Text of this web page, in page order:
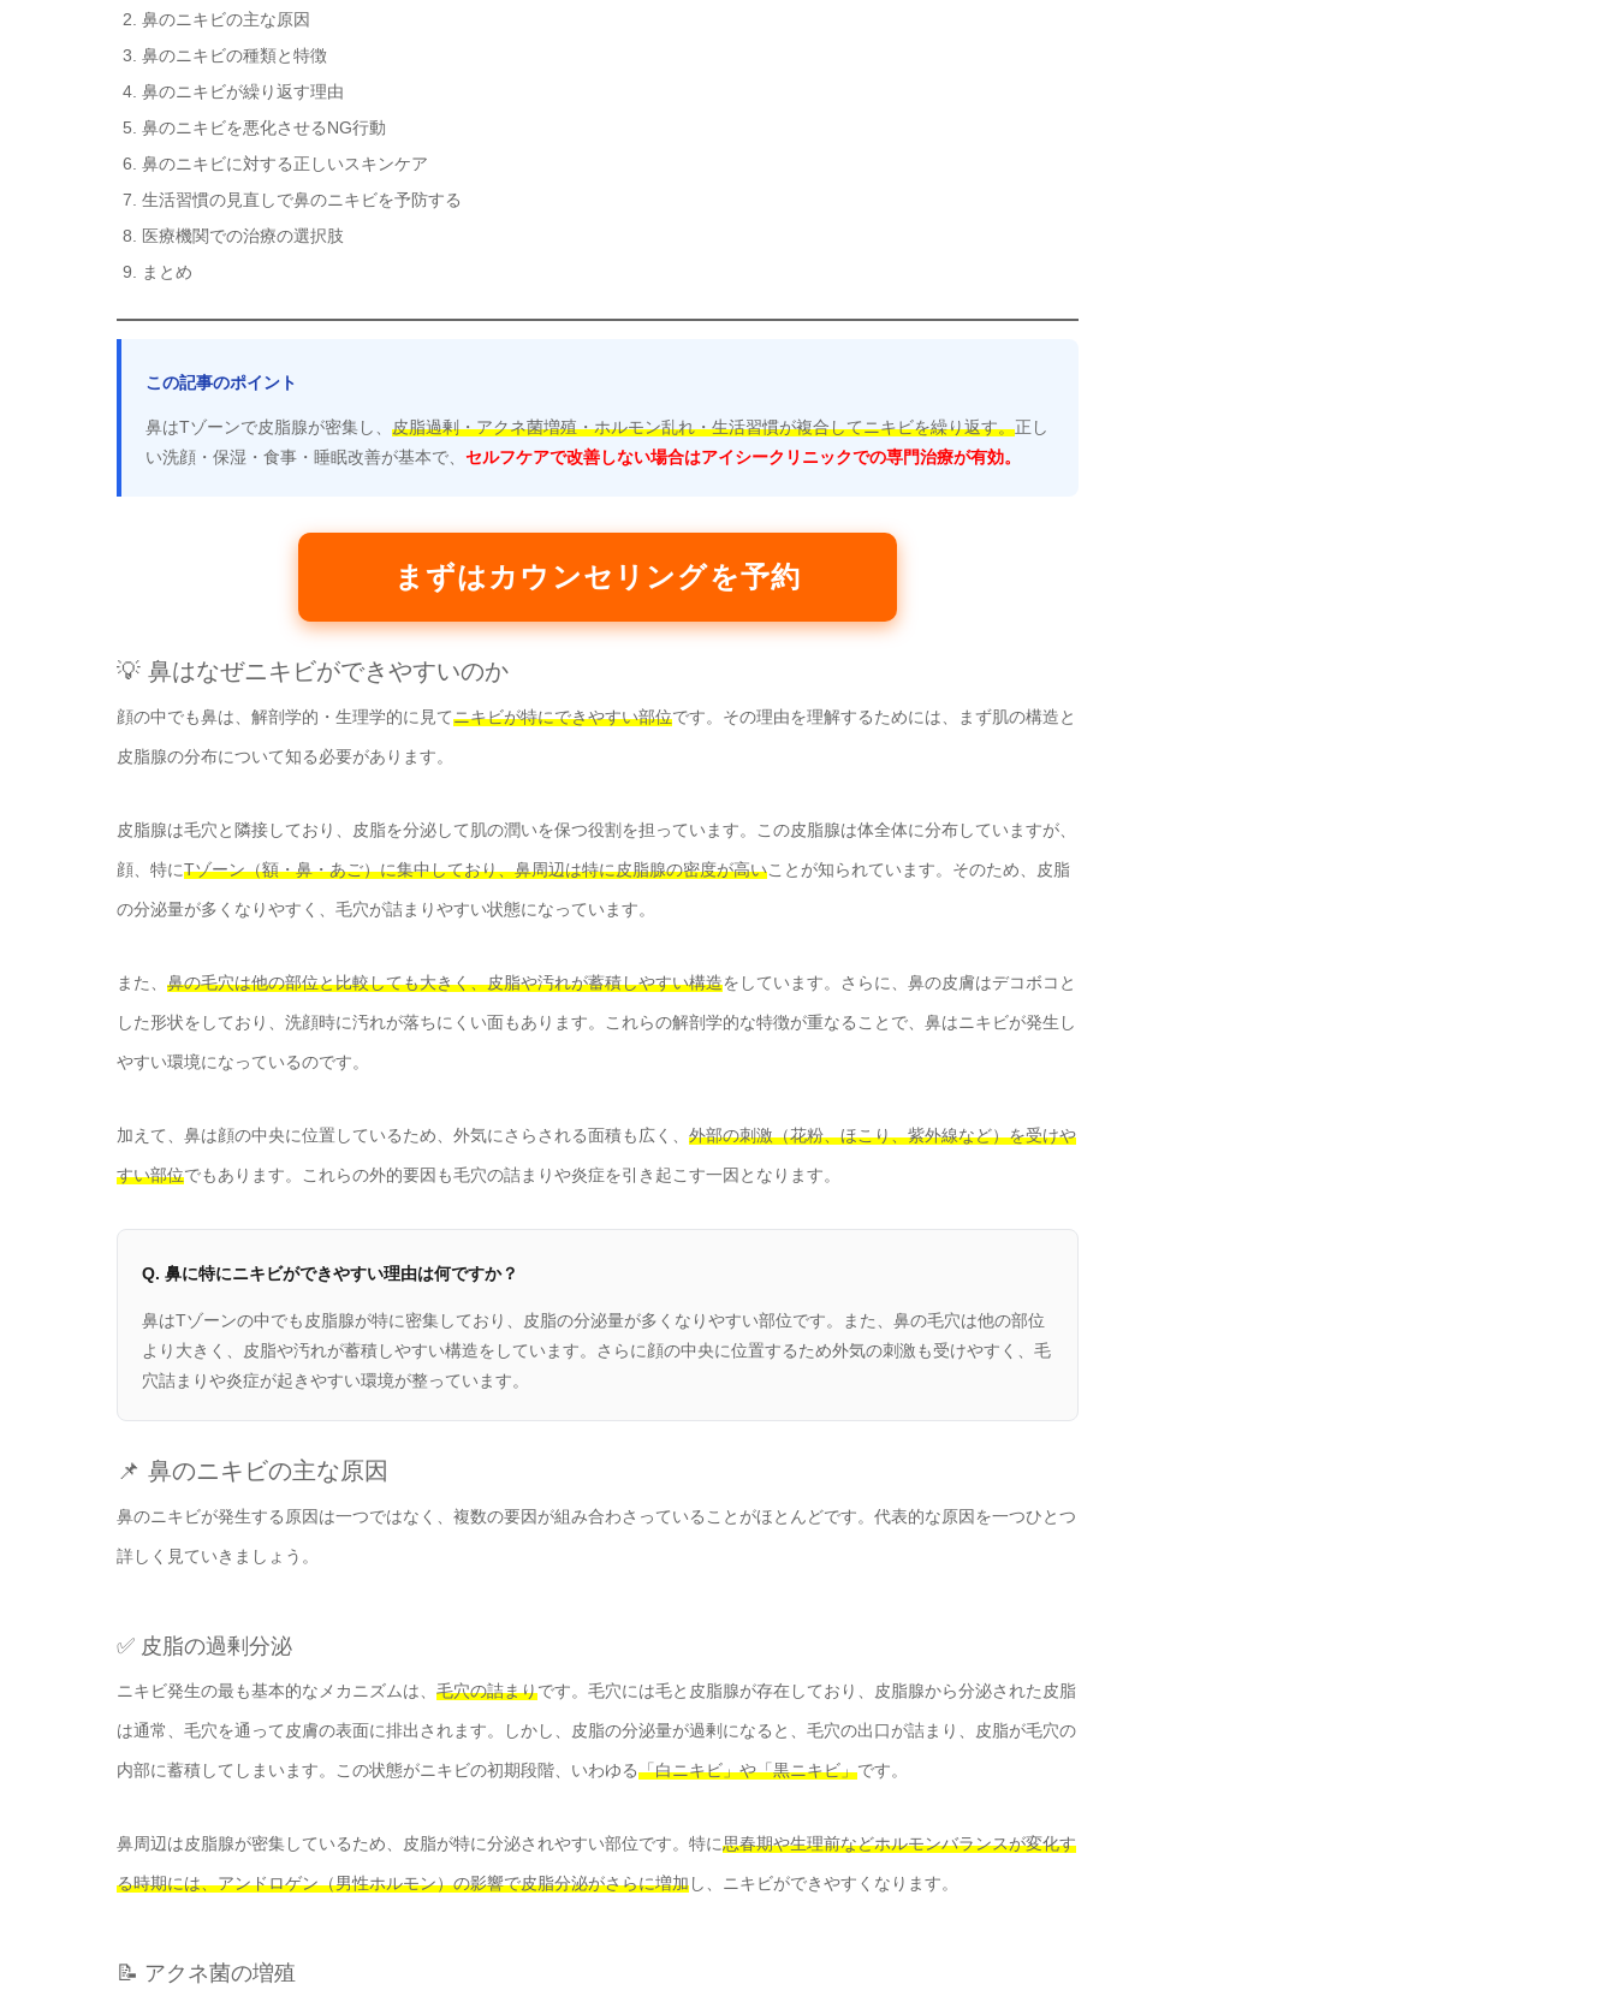
鼻のニキビの主な原因
鼻のニキビの種類と特徴
鼻のニキビが繰り返す理由
鼻のニキビを悪化させるNG行動
鼻のニキビに対する正しいスキンケア
生活習慣の見直しで鼻のニキビを予防する
医療機関での治療の選択肢
まとめ
この記事のポイント
鼻はTゾーンで皮脂腺が密集し、 皮脂過剰・アクネ菌増殖・ホルモン乱れ・生活習慣が複合してニキビを繰り返す。正し
い洗顔・保湿・食事・睡眠改善が基本で、 セルフケアで改善しない場合はアイシークリニックでの専門治療が有効。
まずはカウンセリングを予約
💡 鼻はなぜニキビができやすいのか
顔の中でも鼻は、解剖学的・生理学的に見てニキビが特にできやすい部位です。その理由を理解するためには、まず肌の構造と
皮脂腺の分布について知る必要があります。
皮脂腺は毛穴と隣接しており、皮脂を分泌して肌の潤いを保つ役割を担っています。この皮脂腺は体全体に分布していますが、
顔、特にTゾーン（額・鼻・あご）に集中しており、鼻周辺は特に皮脂腺の密度が高いことが知られています。そのため、皮脂
の分泌量が多くなりやすく、毛穴が詰まりやすい状態になっています。
また、 鼻の毛穴は他の部位と比較しても大きく、皮脂や汚れが蓄積しやすい構造をしています。さらに、鼻の皮膚はデコボコと
した形状をしており、洗顔時に汚れが落ちにくい面もあります。これらの解剖学的な特徴が重なることで、鼻はニキビが発生し
やすい環境になっているのです。
加えて、鼻は顔の中央に位置しているため、外気にさらされる面積も広く、 外部の刺激（花粉、ほこり、紫外線など）を受けや
すい部位でもあります。これらの外的要因も毛穴の詰まりや炎症を引き起こす一因となります。
Q. 鼻に特にニキビができやすい理由は何ですか？
鼻はTゾーンの中でも皮脂腺が特に密集しており、皮脂の分泌量が多くなりやすい部位です。また、鼻の毛穴は他の部位
より大きく、皮脂や汚れが蓄積しやすい構造をしています。さらに顔の中央に位置するため外気の刺激も受けやすく、毛
穴詰まりや炎症が起きやすい環境が整っています。
📌 鼻のニキビの主な原因
鼻のニキビが発生する原因は一つではなく、複数の要因が組み合わさっていることがほとんどです。代表的な原因を一つひとつ
詳しく見ていきましょう。
✅ 皮脂の過剰分泌
ニキビ発生の最も基本的なメカニズムは、 毛穴の詰まりです。毛穴には毛と皮脂腺が存在しており、皮脂腺から分泌された皮脂
は通常、毛穴を通って皮膚の表面に排出されます。しかし、皮脂の分泌量が過剰になると、毛穴の出口が詰まり、皮脂が毛穴の
内部に蓄積してしまいます。この状態がニキビの初期段階、いわゆる「白ニキビ」や「黒ニキビ」です。
鼻周辺は皮脂腺が密集しているため、皮脂が特に分泌されやすい部位です。特に思春期や生理前などホルモンバランスが変化す
る時期には、アンドロゲン（男性ホルモン）の影響で皮脂分泌がさらに増加し、ニキビができやすくなります。
📝 アクネ菌の増殖